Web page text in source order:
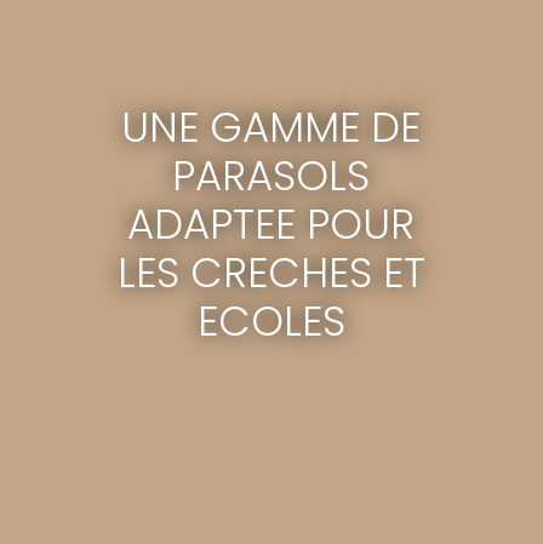
UNE GAMME DE
PARASOLS
ADAPTEE POUR
LES CRECHES ET
ECOLES